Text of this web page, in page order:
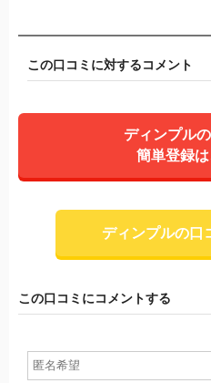
この口コミに対するコメント
ディンプル
簡単登録
ディンプルの口
この口コミにコメントする